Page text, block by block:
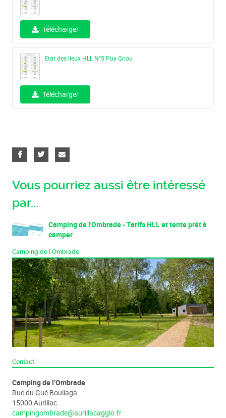
Télécharger
Etat des lieux HLL N°5 Puy Griou
Télécharger
Vous pourriez aussi être intéressé
par...
Camping de l'Ombrade - Tarifs HLL et tente prêt à
camper
Camping de l'Ombrade
Contact
Camping de l’Ombrade
Rue du Gué Bouliaga
15000 Aurillac
campingombrade@aurillacagglo.fr